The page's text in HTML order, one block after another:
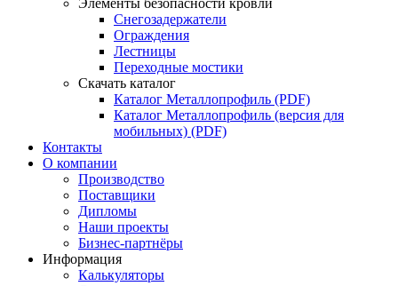
Элементы безопасности кровли
Снегозадержатели
Ограждения
Лестницы
Переходные мостики
Скачать каталог
Каталог Металлопрофиль (PDF)
Каталог Металлопрофиль (версия для
мобильных) (PDF)
Контакты
О компании
Производство
Поставщики
Дипломы
Наши проекты
Бизнес-партнёры
Информация
Калькуляторы